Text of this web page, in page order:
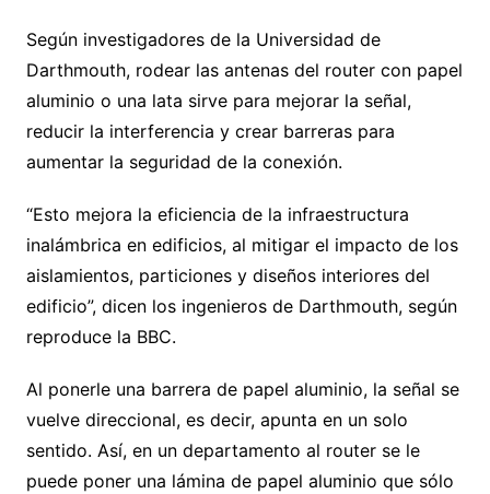
Según investigadores de la Universidad de
Darthmouth, rodear las antenas del router con papel
aluminio o una lata sirve para mejorar la señal,
reducir la interferencia y crear barreras para
aumentar la seguridad de la conexión.
“Esto mejora la eficiencia de la infraestructura
inalámbrica en edificios, al mitigar el impacto de los
aislamientos, particiones y diseños interiores del
edificio”, dicen los ingenieros de Darthmouth, según
reproduce la BBC.
Al ponerle una barrera de papel aluminio, la señal se
vuelve direccional, es decir, apunta en un solo
sentido. Así, en un departamento al router se le
puede poner una lámina de papel aluminio que sólo